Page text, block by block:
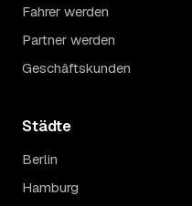
Fahrer werden
Partner werden
Geschäftskunden
Städte
Berlin
Hamburg